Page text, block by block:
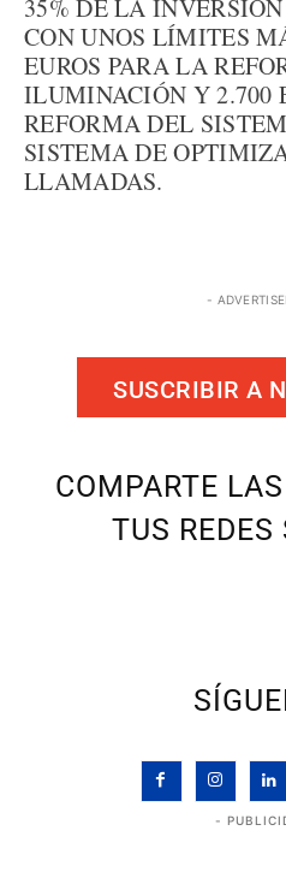
35% DE LA
CON UNOS LÍMITES
EUROS PARA LA
ILUMINACIÓN Y 2.700
REFORMA DEL
SISTEMA DE
LLAMADAS.
-
SUSCRIBIR A
COMPARTE
TUS REDES
-